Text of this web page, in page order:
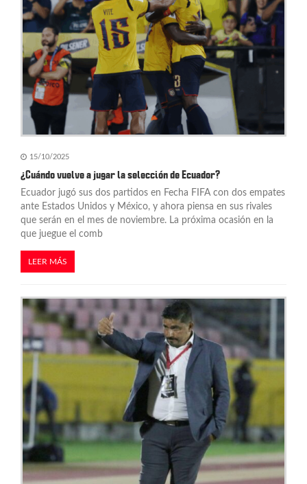
15/10/2025
¿Cuándo vuelve a jugar la selección de Ecuador?
Ecuador jugó sus dos partidos en Fecha FIFA con dos empates
ante Estados Unidos y México, y ahora piensa en sus rivales
que serán en el mes de noviembre. La próxima ocasión en la
que juegue el comb
LEER MÁS